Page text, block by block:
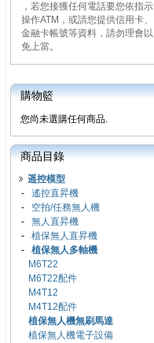
，若您接獲任何電話要您依指示
操作ATM，或請您提供信用卡、
金融卡帳號等資料，請勿理會以
免上當。
購物籃
您尚未選購任何商品.
商品目錄
遥控模型
- 遙控直昇機
- 空拍/任務無人機
- 無人直昇機
- 植保無人直昇機
- 植保無人多軸機
M6T22
M6T22配件
M4T12
M4T12配件
植保無人機無刷馬達
植保無人機電子設備